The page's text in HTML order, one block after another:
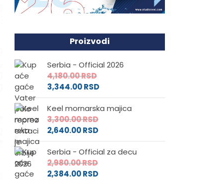
Proizvodi
Serbia - Official 2026
4,180.00RSD
3,344.00RSD
Keel mornarska majica
3,300.00RSD
2,640.00RSD
Serbia - Official za decu
2,980.00RSD
2,384.00RSD